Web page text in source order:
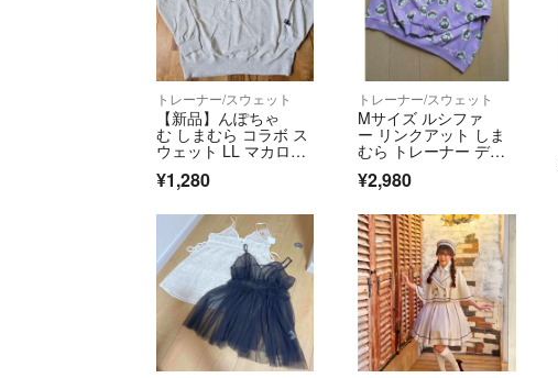
トレーナー/スウェット
【新品】んぽちゃ
む しまむら コラボ ス
ウェット LL マカロ
ン トレーナー
¥1,280
トレーナー/スウェット
Mサイズ ルシファ
ー リンクアット しま
むら トレーナー ディ
ズニー 猫 ねこ
¥2,980